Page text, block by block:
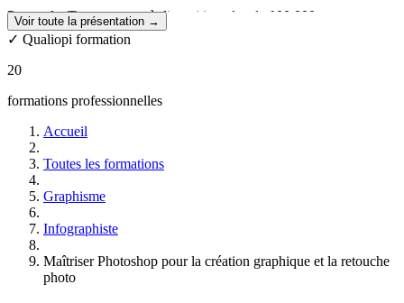
Pour cela, Tuto.com met à disposition plus de
100 000 cours en
ligne, accessibles quel que soit le niveau, ainsi que des
formation mentorés.
Ces programmes complets permettent d’apprendre un métier ou une
mentor et le soutien d’une équipe dédiée tout au long du parcours.
Les formations sont ouvertes à tous, sans condition préalable et les
inscriptions sont possibles à tout moment de l’année.
Des formations flexibles et accessibles à distance
L’ensemble des formations est proposé en
possibilité d’apprendre depuis chez soi ou depuis n’importe quel
lieu, selon son propre rythme et ses disponibilités.
Un accompagnement tout au long du parcours
Voir toute la présentation →
✓ Qualiopi formation
20
formations professionnelles
Accueil
Toutes les formations
Graphisme
Infographiste
Maîtriser Photoshop pour la création graphique et la retouche
photo